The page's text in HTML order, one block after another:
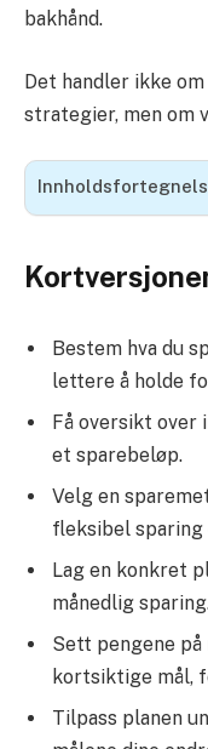
bakhånd.
Det handler ikke
strategier, men om
Bestem hva du
lettere å holde
Få oversikt
et sparebeløp.
Velg en
fleksibel sparing
Lag en konkret
månedlig
Sett pengene
kortsiktige mål,
Tilpass planen